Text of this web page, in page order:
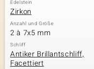
Edelstein
Zirkon
Anzahl und Größe
2 à 7x5 mm
Schliff
Antiker Brillantschliff,
Facettiert